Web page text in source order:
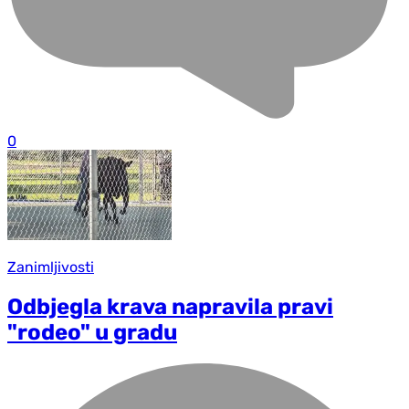
0
Zanimljivosti
Odbjegla krava napravila pravi
"rodeo" u gradu